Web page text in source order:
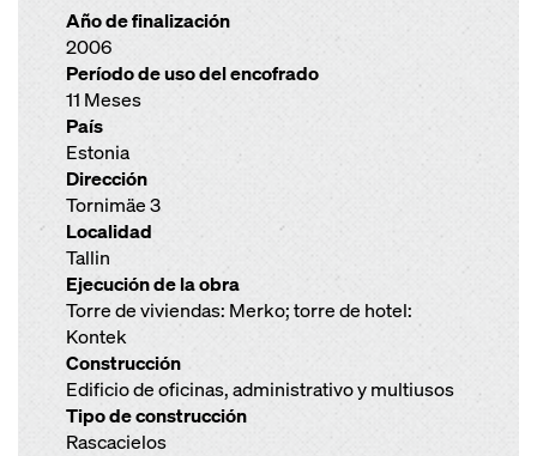
Año de finalización
2006
Período de uso del encofrado
11 Meses
País
Estonia
Dirección
Tornimäe 3
Localidad
Tallin
Ejecución de la obra
Torre de viviendas: Merko; torre de hotel:
Kontek
Construcción
Edificio de oficinas, administrativo y multiusos
Tipo de construcción
Rascacielos